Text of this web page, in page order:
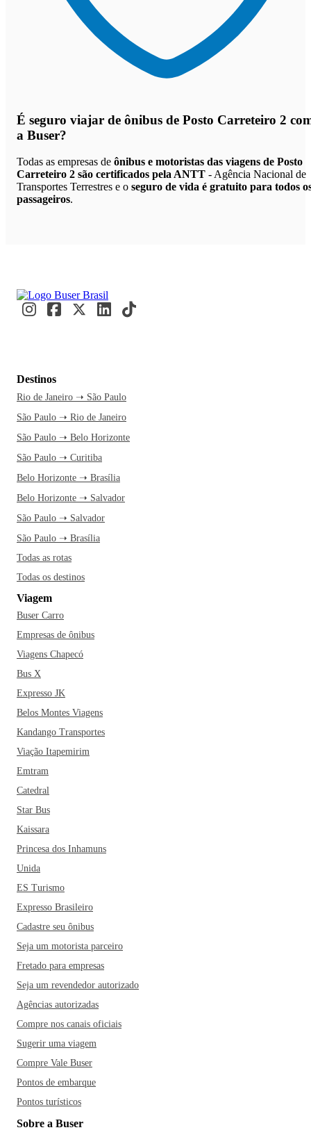
É seguro viajar de ônibus de Posto Carreteiro 2
a Buser?
Todas as empresas de ônibus e motoristas das viagens de Posto
Carreteiro 2 são certificados pela ANTT - Agência Nacional de
Transportes Terrestres e o seguro de vida é gratuito para todos
passageiros.
Destinos
Rio de Janeiro ➝ São Paulo
São Paulo ➝ Rio de Janeiro
São Paulo ➝ Belo Horizonte
São Paulo ➝ Curitiba
Belo Horizonte ➝ Brasília
Belo Horizonte ➝ Salvador
São Paulo ➝ Salvador
São Paulo ➝ Brasília
Todas as rotas
Todas os destinos
Viagem
Buser Carro
Empresas de ônibus
Viagens Chapecó
Bus X
Expresso JK
Belos Montes Viagens
Kandango Transportes
Viação Itapemirim
Emtram
Catedral
Star Bus
Kaissara
Princesa dos Inhamuns
Unida
ES Turismo
Expresso Brasileiro
Cadastre seu ônibus
Seja um motorista parceiro
Fretado para empresas
Seja um revendedor autorizado
Agências autorizadas
Compre nos canais oficiais
Sugerir uma viagem
Compre Vale Buser
Pontos de embarque
Pontos turísticos
Sobre a Buser